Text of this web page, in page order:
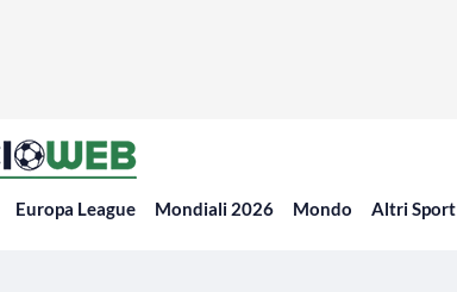
Europa League Mondiali 2026 Mondo Altri Sport